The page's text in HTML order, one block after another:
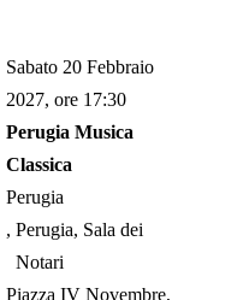
Sabato 20 Febbraio
2027, ore 17:30
Perugia Musica
Classica
Perugia
Perugia, Sala dei
Notari
Piazza IV Novembre,